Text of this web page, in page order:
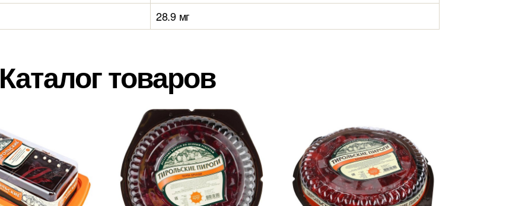
28.9 мг
Каталог товаров